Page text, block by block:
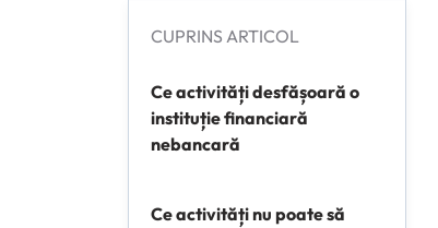
CUPRINS ARTICOL
Ce activități desfășoară o
instituție financiară
nebancară
Ce activități nu poate să